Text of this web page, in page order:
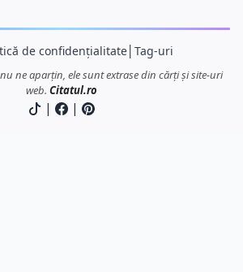
de confidențialitate│ Tag-uri
ne aparțin, ele sunt extrase din cărți și site-uri
web. Citatul.ro
| |